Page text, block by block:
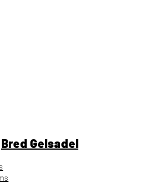
Bred Gelsadel